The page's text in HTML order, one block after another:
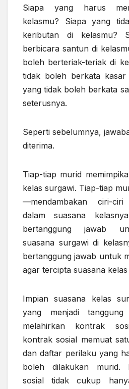
Siapa yang harus
kelasmu? Siapa yang
keributan di kelasmu?
berbicara santun di
boleh berteriak-teriak di
tidak boleh berkata kasar
yang tidak boleh berkata
seterusnya.
Seperti sebelumnya,
diterima.
Tiap-tiap murid
kelas surgawi. Tiap-tiap
—mendambakan ciri-
dalam suasana
bertanggung jawab
suasana surgawi di
bertanggung jawab untuk
agar tercipta suasana
Impian suasana kelas
yang menjadi
melahirkan kontrak
kontrak sosial memuat
dan daftar perilaku yang
boleh dilakukan murid.
sosial tidak cukup